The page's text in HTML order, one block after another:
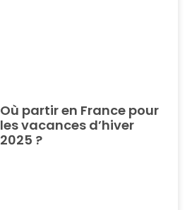
Où partir en France pour
les vacances d’hiver
2025 ?